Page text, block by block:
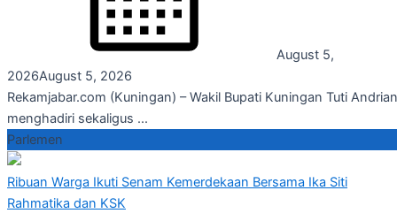
August 5,
2026August 5, 2026
Rekamjabar.com (Kuningan) – Wakil Bupati Kuningan Tuti
menghadiri sekaligus ...
Parlemen
Ribuan Warga Ikuti Senam Kemerdekaan Bersama Ika Siti
Rahmatika dan KSK